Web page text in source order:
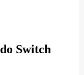
Switch